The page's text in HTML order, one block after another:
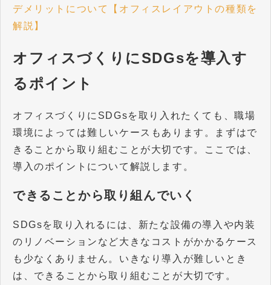
デメリットについて【オフィスレイアウトの種類を
解説】
オフィスづくりにSDGsを導入す
るポイント
オフィスづくりにSDGsを取り入れたくても、職場
環境によっては難しいケースもあります。まずはで
きることから取り組むことが大切です。ここでは、
導入のポイントについて解説します。
できることから取り組んでいく
SDGsを取り入れるには、新たな設備の導入や内装
のリノベーションなど大きなコストがかかるケース
も少なくありません。いきなり導入が難しいとき
は、できることから取り組むことが大切です。